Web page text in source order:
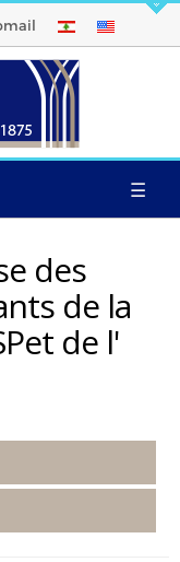
☰
des
de la
de l'